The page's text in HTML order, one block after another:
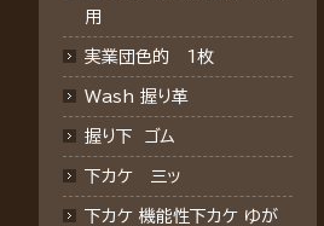
用
実業団色的 1枚
Wash 握り革
握り下 ゴム
下カケ 三ッ
下カケ 機能性下カケ ゆが